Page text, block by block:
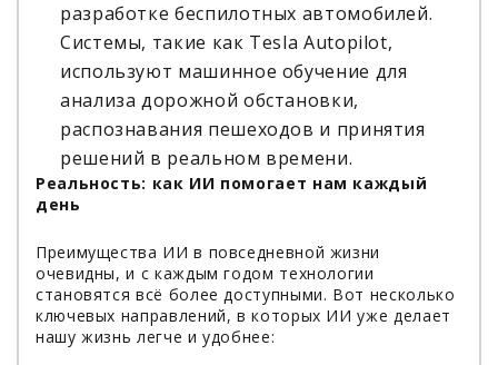
разработке беспилотных автомобилей.
Системы, такие как Tesla Autopilot,
используют машинное обучение для
анализа дорожной обстановки,
распознавания пешеходов и принятия
решений в реальном времени.
Реальность: как ИИ помогает нам каждый
день
Преимущества ИИ в повседневной жизни
очевидны, и с каждым годом технологии
становятся всё более доступными. Вот несколько
ключевых направлений, в которых ИИ уже делает
нашу жизнь легче и удобнее: